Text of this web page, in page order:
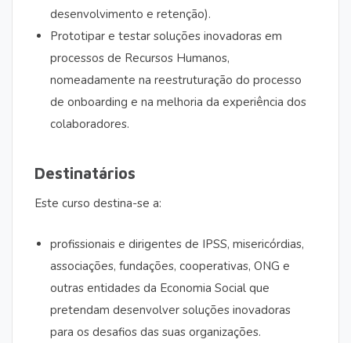
desenvolvimento e retenção).
Prototipar e testar soluções inovadoras em
processos de Recursos Humanos,
nomeadamente na reestruturação do processo
de onboarding e na melhoria da experiência dos
colaboradores.
Destinatários
Este curso destina-se a:
profissionais e dirigentes de IPSS, misericórdias,
associações, fundações, cooperativas, ONG e
outras entidades da Economia Social que
pretendam desenvolver soluções inovadoras
para os desafios das suas organizações.